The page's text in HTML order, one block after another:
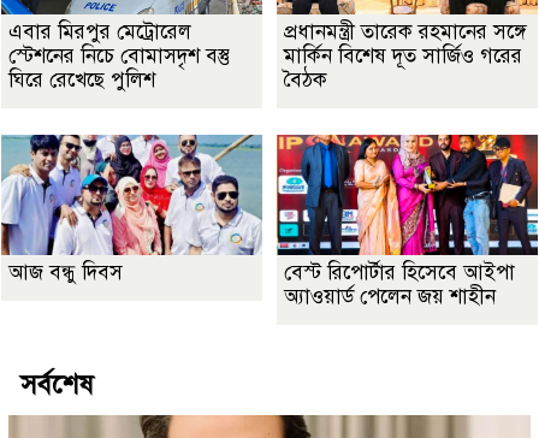
এবার মিরপুর মেট্রোরেল
স্টেশনের নিচে বোমাসদৃশ বস্তু
ঘিরে রেখেছে পুলিশ
প্রধানমন্ত্রী তারেক রহমানের সঙ্গে
মার্কিন বিশেষ দূত সার্জিও গরের
বৈঠক
আজ বন্ধু দিবস
বেস্ট রিপোর্টার হিসেবে আইপা
অ্যাওয়ার্ড পেলেন জয় শাহীন
সর্বশেষ